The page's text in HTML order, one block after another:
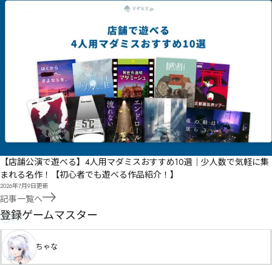
【店舗公演で遊べる】4人用マダミスおすすめ10選｜少人数で気軽に集
まれる名作！【初心者でも遊べる作品紹介！】
2026年7月9日更新
記事一覧へ
GM
登録ゲームマスター
ちゃな